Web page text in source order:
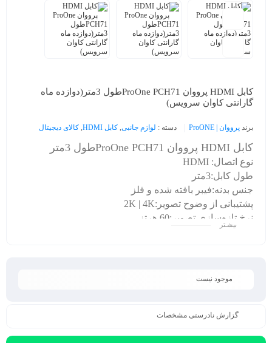
کابل HDMI پرووان ProOne PCH71طول 3متر(دوازده ماه
گارانتی کاوان سرویس)
برند پرووان | ProONE دسته : لوازم جانبی, کابل HDMI , کالای دیجیتال
کابل HDMI پرووان ProOne PCH71طول 3متر
نوع اتصال: HDMI
طول کابل:3متر
جنس بدنه:فیبر بافته شده و فلز
پشتیبانی از وضوح تصویر :2K | 4K
ن رخ تازه‌سازی تصویر :60 هرتز
سرعت انتقال دیتا
بیشـتر
موجود نیست
گزارش نادرستی مشخصات